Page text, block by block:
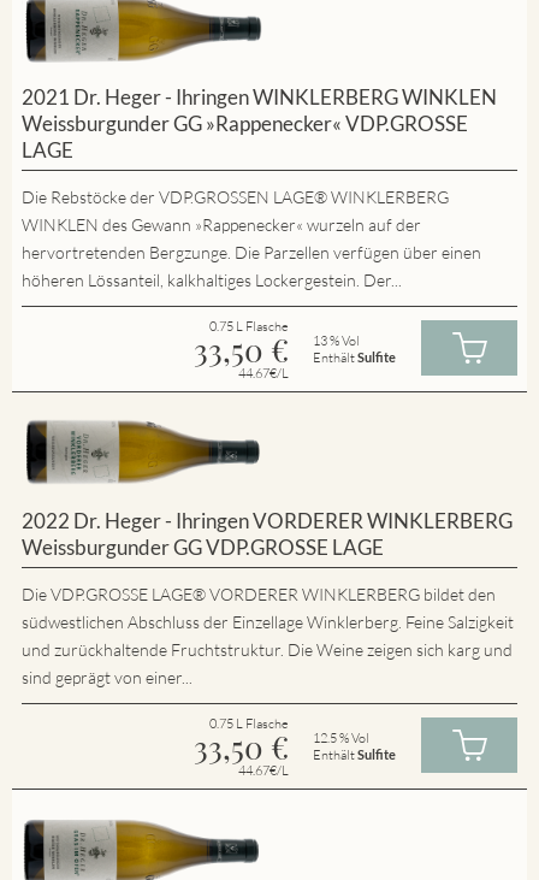
2021 Dr. Heger - Ihringen WINKLERBERG WINKLEN
Weissburgunder GG »Rappenecker« VDP.GROSSE
LAGE
Die Rebstöcke der VDP.GROSSEN LAGE® WINKLERBERG
WINKLEN des Gewann »Rappenecker« wurzeln auf der
hervortretenden Bergzunge. Die Parzellen verfügen über einen
höheren Lössanteil, kalkhaltiges Lockergestein. Der...
0.75 L Flasche
33,50 €
44.67€/L
13 % Vol
EnthältSulfite
2022 Dr. Heger - Ihringen VORDERER WINKLERBERG
Weissburgunder GG VDP.GROSSE LAGE
Die VDP.GROSSE LAGE® VORDERER WINKLERBERG bildet den
südwestlichen Abschluss der Einzellage Winklerberg. Feine Salzigkeit
und zurückhaltende Fruchtstruktur. Die Weine zeigen sich karg und
sind geprägt von einer...
0.75 L Flasche
33,50 €
44.67€/L
12.5 % Vol
EnthältSulfite